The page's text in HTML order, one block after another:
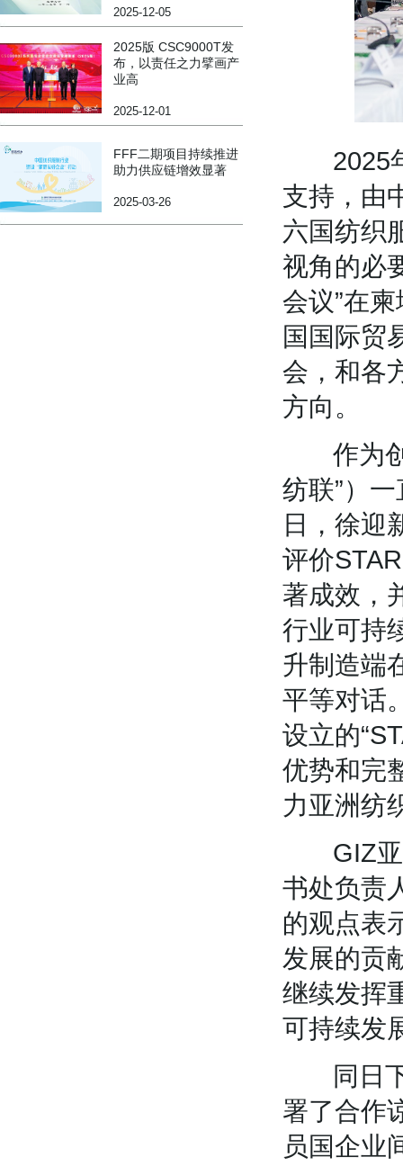
2025-12-05
2025版 CSC9000T发
布，以责任之力擘画产
业高
2025-12-01
FFF二期项目持续推进
助力供应链增效显著
2025-03-26
2025年
支持，由
六国纺织
视角的必
会议”在
国国际贸
会，和各
方向。
作为创
纺联”）
日，徐迎
评价
著成效，
行业可持
升制造端
平等对话
设立的
优势和完
力亚洲纺
GIZ亚
书处负责
的观点表
发展的贡
继续发挥
可持续发
同日下
署了合作
员国企业